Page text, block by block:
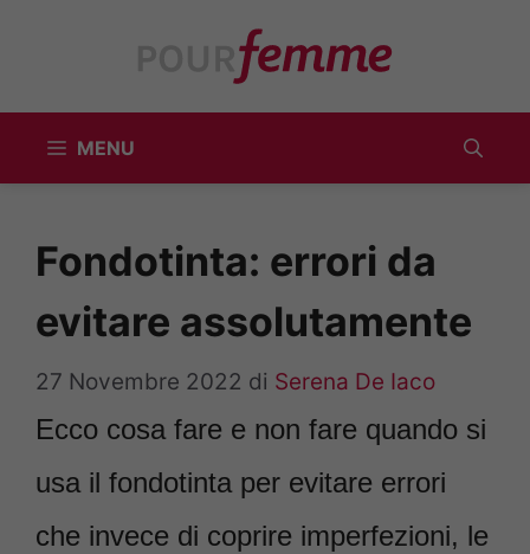
MENU
Fondotinta: errori da
evitare assolutamente
27 Novembre 2022 di Serena De Iaco
Ecco cosa fare e non fare quando si
usa il fondotinta per evitare errori
che invece di coprire imperfezioni, le